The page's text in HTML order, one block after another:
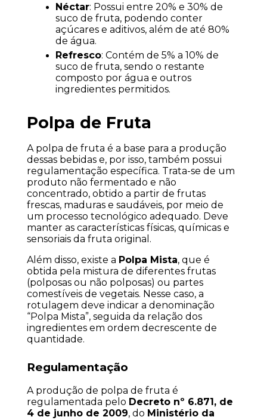
Néctar: Possui entre 20% e 30% de
suco de fruta, podendo conter
açúcares e aditivos, além de até 80%
de água.
Refresco: Contém de 5% a 10% de
suco de fruta, sendo o restante
composto por água e outros
ingredientes permitidos.
Polpa de Fruta
A polpa de fruta é a base para a produção
dessas bebidas e, por isso, também possui
regulamentação específica. Trata-se de um
produto não fermentado e não
concentrado, obtido a partir de frutas
frescas, maduras e saudáveis, por meio de
um processo tecnológico adequado. Deve
manter as características físicas, químicas e
sensoriais da fruta original.
Além disso, existe a Polpa Mista, que é
obtida pela mistura de diferentes frutas
(polposas ou não polposas) ou partes
comestíveis de vegetais. Nesse caso, a
rotulagem deve indicar a denominação
“Polpa Mista”, seguida da relação dos
ingredientes em ordem decrescente de
quantidade.
Regulamentação
A produção de polpa de fruta é
regulamentada pelo Decreto nº 6.871, de
4 de junho de 2009, do Ministério da